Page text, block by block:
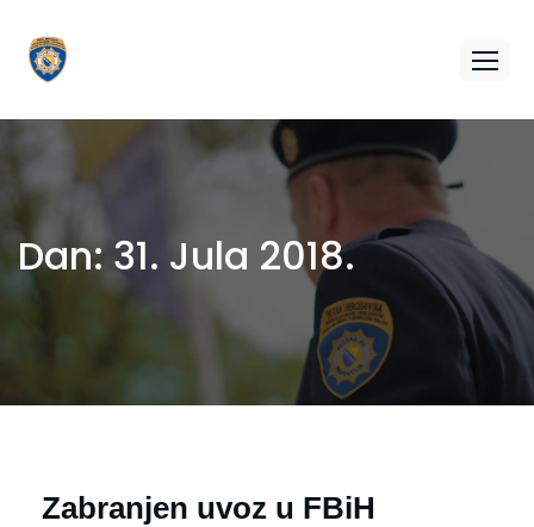
Dan:31. Jula 2018.
Zabranjen uvoz u FBiH